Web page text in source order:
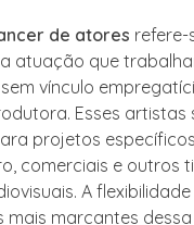
de atores refere-
atuação que
vínculo
Esses artistas
projetos
comerciais e outros
A
mais marcantes